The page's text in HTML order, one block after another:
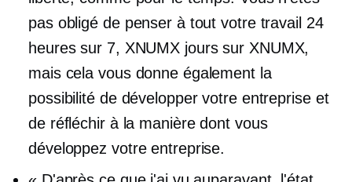
pas obligé de penser à tout votre travail 24
heures sur 7, XNUMX jours sur XNUMX,
mais cela vous donne également la
possibilité de développer votre entreprise et
de réfléchir à la manière dont vous
développez votre entreprise.